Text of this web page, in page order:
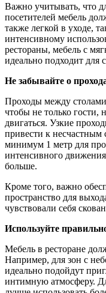
Важно учитывать, что
посетителей мебель
также легкой в уходе,
интенсивному
рестораны, мебель с
идеально подходит для
Не забывайте о
Проходы между
чтобы не только гости,
двигаться. Узкие
привести к несчастным
минимум 1 метр для
интенсивного
больше.
Кроме того, важно
пространство для
чувствовали себя
Используйте
Мебель в ресторане
Например, для зон с
идеально подойдут
интимную атмосферу.